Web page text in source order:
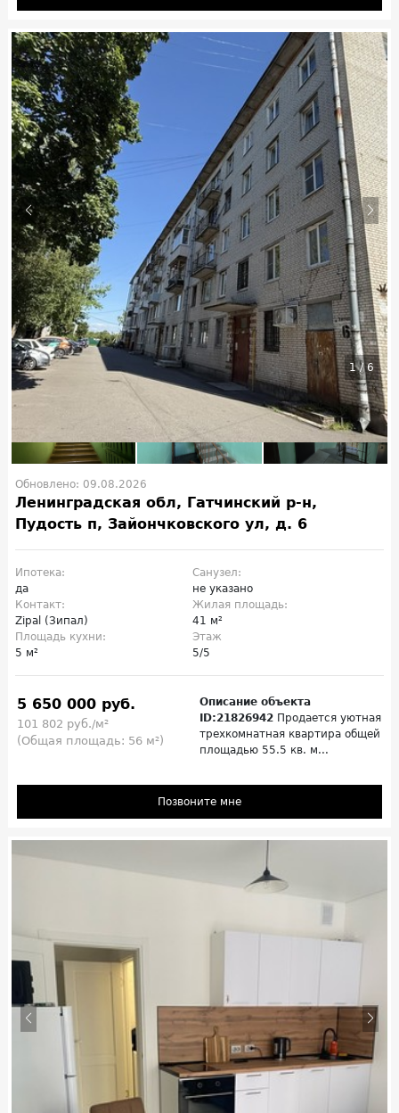
1/6
Обновлено: 09.08.2026
Ленинградская обл, Гатчинский р-н,
Пудость п, Зайончковского ул, д. 6
Ипотека:
да
Санузел:
не указано
Контакт:
Zipal (Зипал)
Жилая площадь:
41 м²
Площадь кухни:
5 м²
Этаж
5/5
5 650 000 руб.
101 802 руб./м²
(Общая площадь: 56 м²)
Описание объекта
ID:21826942 Продается уютная
трехкомнатная квартира общей
площадью 55.5 кв. м...
Позвоните мне